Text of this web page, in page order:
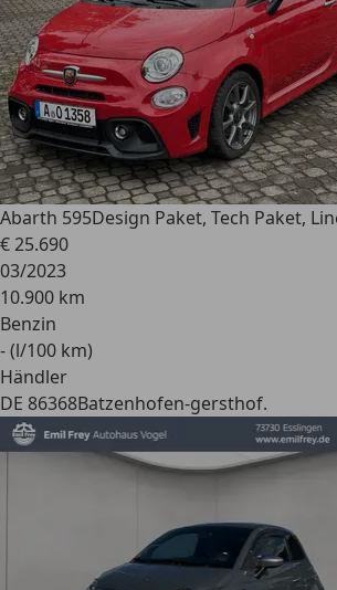
Abarth 595Design Paket, Tech Paket,
€ 25.690
03/2023
10.900 km
Benzin
- (l/100 km)
Händler
DE 86368Batzenhofen-gersthof.